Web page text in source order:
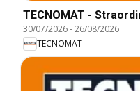
TECNOMAT -
30/07/2026-26/08/2026
TECNOMAT